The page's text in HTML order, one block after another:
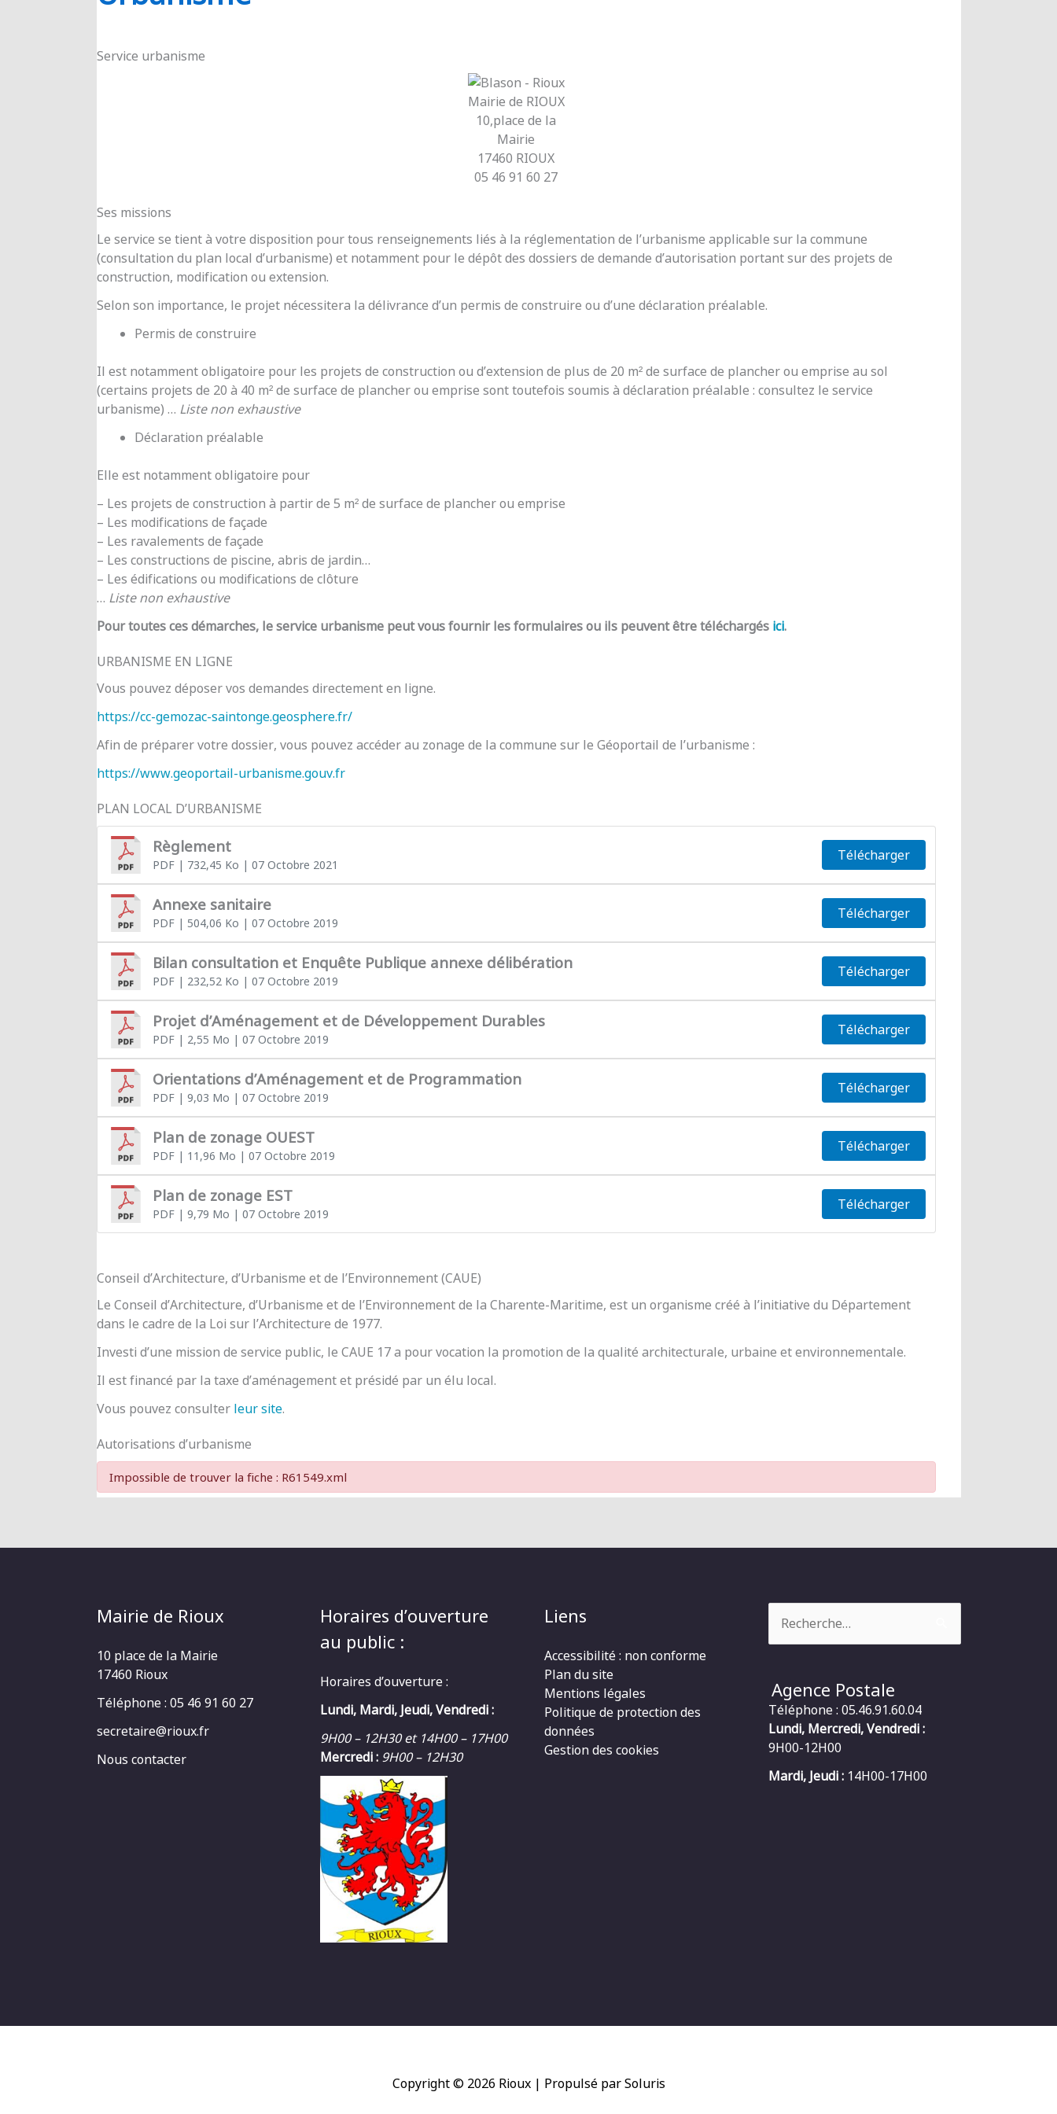
Service urbanisme
Mairie de RIOUX
10,place de la
Mairie
17460 RIOUX
05 46 91 60 27
Ses missions
Le service se tient à votre disposition pour tous renseignements liés à la réglementation de l’urbanisme applicable sur la commune
(consultation du plan local d’urbanisme) et notamment pour le dépôt des dossiers de demande d’autorisation portant sur des projets de
construction, modification ou extension.
Selon son importance, le projet nécessitera la délivrance d’un permis de construire ou d’une déclaration préalable.
Permis de construire
Il est notamment obligatoire pour les projets de construction ou d’extension de plus de 20 m² de surface de plancher ou emprise au sol
(certains projets de 20 à 40 m² de surface de plancher ou emprise sont toutefois soumis à déclaration préalable : consultez le service
urbanisme) … Liste non exhaustive
Déclaration préalable
Elle est notamment obligatoire pour
– Les projets de construction à partir de 5 m² de surface de plancher ou emprise
– Les modifications de façade
– Les ravalements de façade
– Les constructions de piscine, abris de jardin…
– Les édifications ou modifications de clôture
… Liste non exhaustive
Pour toutes ces démarches, le service urbanisme peut vous fournir les formulaires ou ils peuvent être téléchargés ici.
URBANISME EN LIGNE
Vous pouvez déposer vos demandes directement en ligne.
https://cc-gemozac-saintonge.geosphere.fr/
Afin de préparer votre dossier, vous pouvez accéder au zonage de la commune sur le Géoportail de l’urbanisme :
https://www.geoportail-urbanisme.gouv.fr
PLAN LOCAL D’URBANISME
Règlement
PDF| 732,45 Ko | 07 Octobre 2021
Télécharger
Annexe sanitaire
PDF| 504,06 Ko | 07 Octobre 2019
Télécharger
Bilan consultation et Enquête Publique annexe délibération
PDF| 232,52 Ko | 07 Octobre 2019
Télécharger
Projet d’Aménagement et de Développement Durables
PDF| 2,55 Mo | 07 Octobre 2019
Télécharger
Orientations d’Aménagement et de Programmation
PDF| 9,03 Mo | 07 Octobre 2019
Télécharger
Plan de zonage OUEST
PDF| 11,96 Mo | 07 Octobre 2019
Télécharger
Plan de zonage EST
PDF| 9,79 Mo | 07 Octobre 2019
Télécharger
Conseil d’Architecture, d’Urbanisme et de l’Environnement (CAUE)
Le Conseil d’Architecture, d’Urbanisme et de l’Environnement de la Charente-Maritime, est un organisme créé à l’initiative du Département
dans le cadre de la Loi sur l’Architecture de 1977.
Investi d’une mission de service public, le CAUE 17 a pour vocation la promotion de la qualité architecturale, urbaine et environnementale.
Il est financé par la taxe d’aménagement et présidé par un élu local.
Vous pouvez consulter leur site.
Autorisations d’urbanisme
Impossible de trouver la fiche : R61549.xml
Mairie de Rioux
10 place de la Mairie
17460 Rioux
Téléphone : 05 46 91 60 27
secretaire@rioux.fr
Nous contacter
Horaires d’ouverture
au public :
Horaires d’ouverture :
Lundi, Mardi, Jeudi, Vendredi :
9H00 – 12H30 et 14H00 – 17H00
Mercredi : 9H00 – 12H30
Liens
Accessibilité : non conforme
Plan du site
Mentions légales
Politique de protection des
données
Gestion des cookies
Agence Postale
Téléphone : 05.46.91.60.04
Lundi, Mercredi, Vendredi :
9H00-12H00
Mardi, Jeudi : 14H00-17H00
Copyright © 2026 Rioux| Propulsé par Soluris